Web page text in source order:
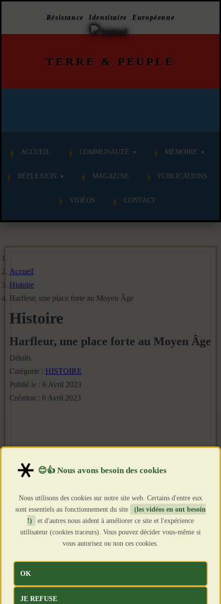
Résistance Identitaire Européenne
TERRE & PEUPLE
ACCUEIL COMMUNAUTÉ MÉMOIRE
RÉFLEXION MAGAZINE PUBLICATIONS
VIDÉOS CONTACT
Accueil
Histoire
Harfleur, une place forte au Moyen Âge
Histoire
Harfleur, une place forte au Moyen Âge
Détails
Catégorie : HISTOIRE
Publié le : 6 Avril 2023
Création : 6 Avril 2023
Nous utilisons des cookies sur notre site web. Certains d'entre eux
sont essentiels au fonctionnement du site
(les vidéos en ont besoin
!)
et d'autres nous aident à améliorer ce site et l'expérience
utilisateur (cookies traceurs). Vous pouvez décider vous-même si
vous autorisez ou non ces cookies.
OK
JE REFUSE